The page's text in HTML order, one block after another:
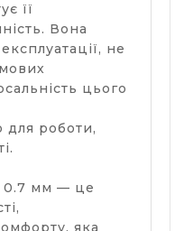
її
Вона
не
цього
для роботи,
0.7 мм — це
яка